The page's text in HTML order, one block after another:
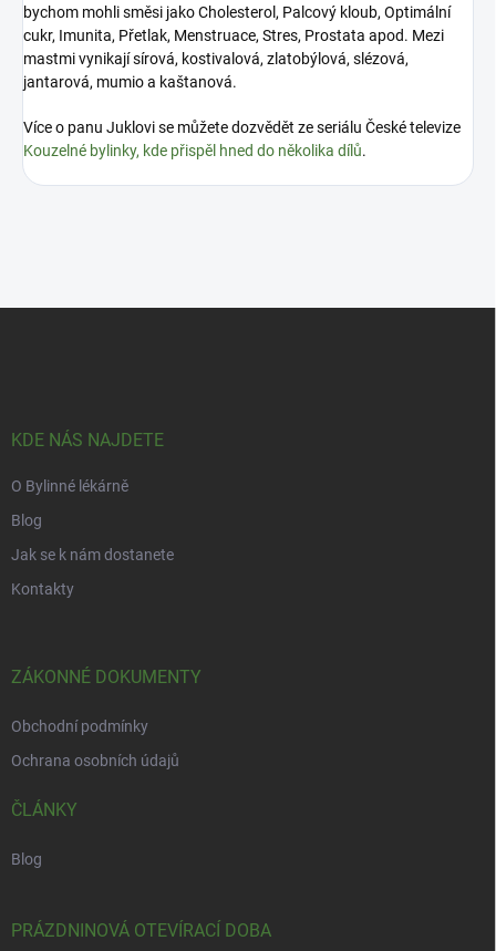
bychom mohli směsi jako Cholesterol, Palcový kloub, Optimální
cukr, Imunita, Přetlak, Menstruace, Stres, Prostata apod. Mezi
mastmi vynikají sírová, kostivalová, zlatobýlová, slézová,
jantarová, mumio a kaštanová.
Více o panu Juklovi se můžete dozvědět ze seriálu České televize
Kouzelné bylinky, kde přispěl hned do několika dílů.
KDE NÁS NAJDETE
O Bylinné lékárně
Blog
Jak se k nám dostanete
Kontakty
ZÁKONNÉ DOKUMENTY
Obchodní podmínky
Ochrana osobních údajů
ČLÁNKY
Blog
PRÁZDNINOVÁ OTEVÍRACÍ DOBA